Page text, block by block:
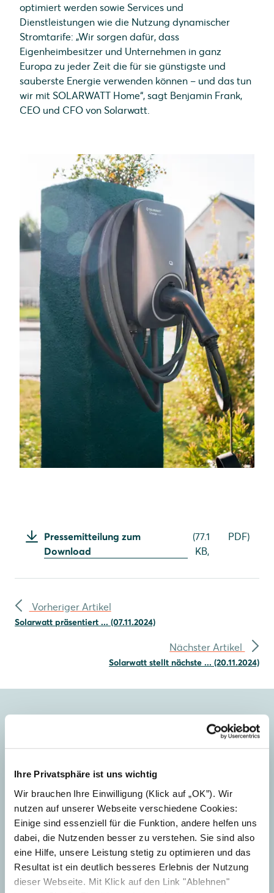
Ihre Privatsphäre ist uns wichtig
Wir brauchen Ihre Einwilligung (Klick auf „OK”). Wir
nutzen auf unserer Webseite verschiedene Cookies:
Einige sind essenziell für die Funktion, andere helfen uns
dabei, die Nutzenden besser zu verstehen. Sie sind also
eine Hilfe, unsere Leistung stetig zu optimieren und das
Resultat ist ein deutlich besseres Erlebnis der Nutzung
dieser Webseite. Mit Klick auf den Link "Ablehnen"
optimiert werden sowie Services und
Dienstleistungen wie die Nutzung dynamischer
Stromtarife: „Wir sorgen dafür, dass
Eigenheimbesitzer und Unternehmen in ganz
Europa zu jeder Zeit die für sie günstigste und
sauberste Energie verwenden können – und das tun
wir mit SOLARWATT Home“, sagt Benjamin Frank,
CEO und CFO von Solarwatt.
Pressemitteilung zum
Download
(77.1
KB,
PDF)
Vorheriger Artikel
Solarwatt präsentiert ... (07.11.2024)
Nächster Artikel
Solarwatt stellt nächste ... (20.11.2024)